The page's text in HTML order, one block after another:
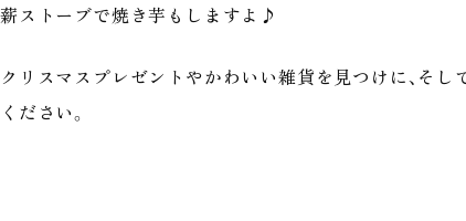
薪ストーブで焼き芋もしますよ♪
クリスマスプレゼントやかわいい雑貨を見つけに、そ
ください。